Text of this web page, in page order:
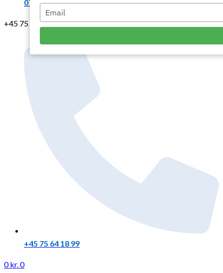
07:00 - 15:15
+45 75 64 18 99
+45 75 64 18 99
0kr.0
name
Type
your
email